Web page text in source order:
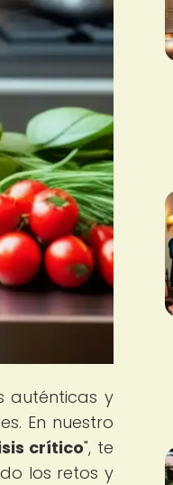
auténticas y
En nuestro
crítico", te
los retos y